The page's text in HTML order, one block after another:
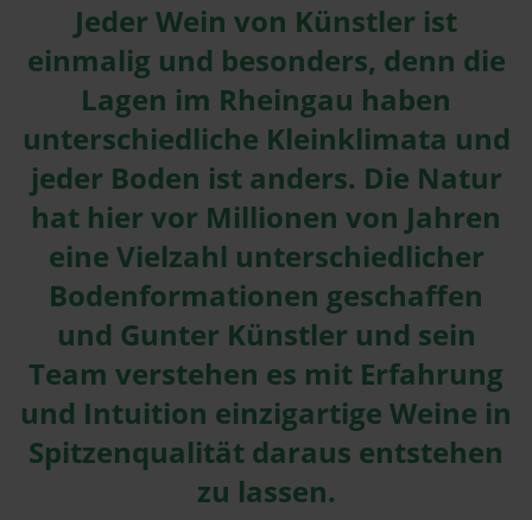
Jeder Wein von Künstler ist
einmalig und besonders, denn die
Lagen im Rheingau haben
unterschiedliche Kleinklimata und
jeder Boden ist anders. Die Natur
hat hier vor Millionen von Jahren
eine Vielzahl unterschiedlicher
Bodenformationen geschaffen
und Gunter Künstler und sein
Team verstehen es mit Erfahrung
und Intuition einzigartige Weine in
Spitzenqualität daraus entstehen
zu lassen.